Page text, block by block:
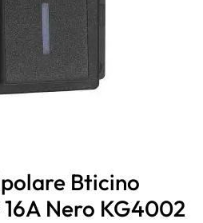
Bticino
Nero KG4002